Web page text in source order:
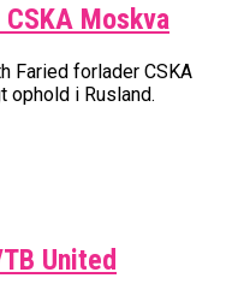
Moskva
Faried forlader CSKA
ophold i Rusland.
United